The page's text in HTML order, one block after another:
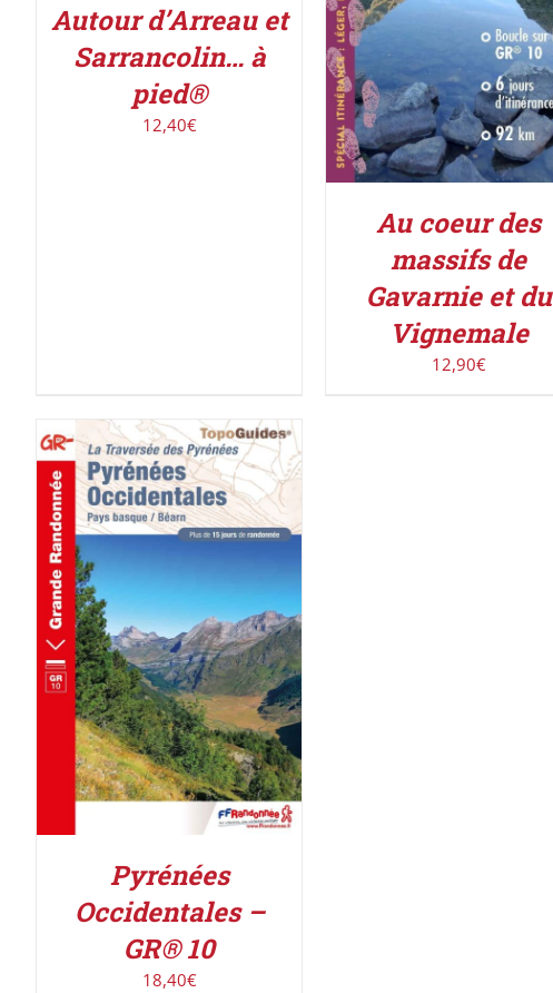
Autour d’Arreau et
Sarrancolin… à
pied®
12,40€
Au coeur des
massifs de
Gavarnie et du
Vignemale
12,90€
ACHETER LE PRODUIT
/
DÉTAILS
Pyrénées
Occidentales –
GR® 10
18,40€